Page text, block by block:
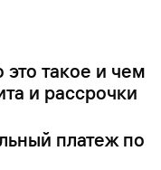
это такое и чем
и рассрочки
платеж по